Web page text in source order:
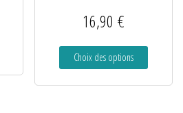
16,90€
Choix des options